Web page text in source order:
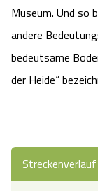
Museum. Und so
andere
bedeutsame
der Heide“
Streckenverlauf